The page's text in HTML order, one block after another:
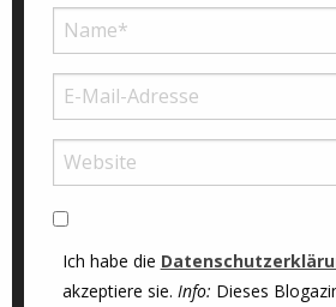
Ich habe die
akzeptiere sie. Info: Dieses